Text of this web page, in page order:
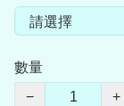
數量
−
+